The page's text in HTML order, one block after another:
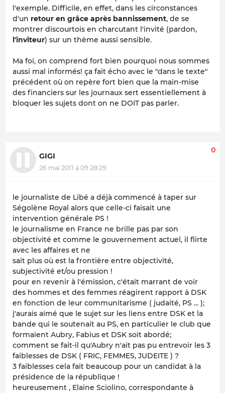
l'exemple. Difficile, en effet, dans les circonstances
d'un retour en grâce après bannissement, de se
montrer discourtois en charcutant l'invité (pardon,
l'inviteur) sur un thème aussi sensible.
Ma foi, on comprend fort bien pourquoi nous sommes
aussi mal informés! ça fait écho avec le "dans le texte"
précédent où on repère fort bien que la main-mise
des financiers sur les journaux sert essentiellement à
bloquer les sujets dont on ne DOIT pas parler.
GIGI
26 mai 2011 à 09:28:29
0
le journaliste de Libé a déjà commencé à taper sur
Ségolène Royal alors que celle-ci faisait une
intervention générale PS !
le journalisme en France ne brille pas par son
objectivité et comme le gouvernement actuel, il flirte
avec les affaires et ne
sait plus où est la frontière entre objectivité,
subjectivité et/ou pression !
pour en revenir à l'émission, c'était marrant de voir
des hommes et des femmes réagirent rapport à DSK
en fonction de leur communitarisme ( judaité, PS ... );
j'aurais aimé que le sujet sur les liens entre DSK et la
bande qui le soutenait au PS, en particulier le club que
formaient Aubry, Fabius et DSK soit abordé;
comment se fait-il qu'Aubry n'ait pas pu entrevoir les 3
faiblesses de DSK ( FRIC, FEMMES, JUDEITE ) ?
3 faiblesses cela fait beaucoup pour un candidat à la
présidence de la république !
heureusement , Elaine Sciolino, correspondante à